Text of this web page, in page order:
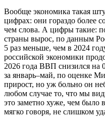
Вообще экономика такая
цифрах: они гораздо более
чем слова. А цифры такие:
страны вырос, по данным
5 раз меньше, чем в 2024
российской экономики
2026 года ВВП снизился на
за январь–май, по оценке
прирост, но уж больно он
любом случае то, что мы
это заметно хуже, чем было
мягко говоря, не слишком